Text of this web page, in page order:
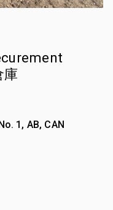
庫
1, AB, CAN